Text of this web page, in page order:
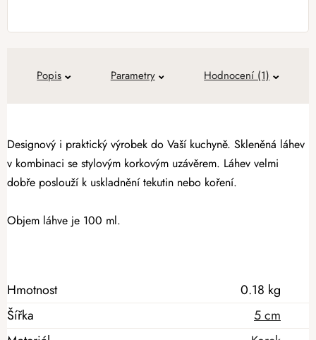
Popis Parametry Hodnocení (1)
Designový i praktický výrobek do Vaší kuchyně. Skleněná láhev
v kombinaci se stylovým korkovým uzávěrem. Láhev velmi
dobře poslouží k uskladnění tekutin nebo koření.
Objem láhve je 100 ml.
Hmotnost
0.18 kg
Šířka
5 cm